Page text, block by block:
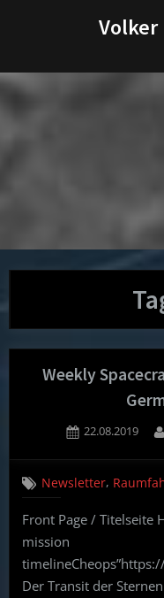
Volker
Weekly
Posted
22.08.2019
Newsletter,
Front Page / Titelseite
mission
Der Transit der